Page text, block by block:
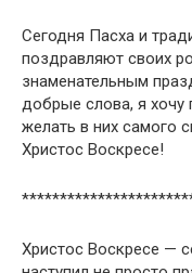
Сегодня Пасха и
поздравляют своих
знаменательным
добрые слова, я хочу
желать в них самого
Христос Воскресе!
Христос Воскресе —